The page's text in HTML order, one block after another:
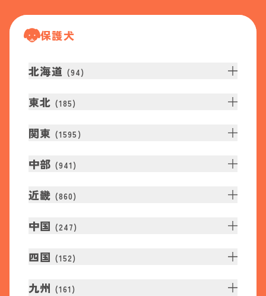
保護犬
北海道 (94)
東北 (185)
関東 (1595 )
中部 (941 )
近畿 (860)
中国 (247)
四国 (152)
九州 (161 )